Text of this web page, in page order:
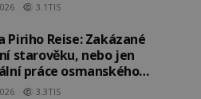
3.1TIS
Piriho Reise: Zakázané
starověku, nebo jen
práce osmanského
3.3TIS